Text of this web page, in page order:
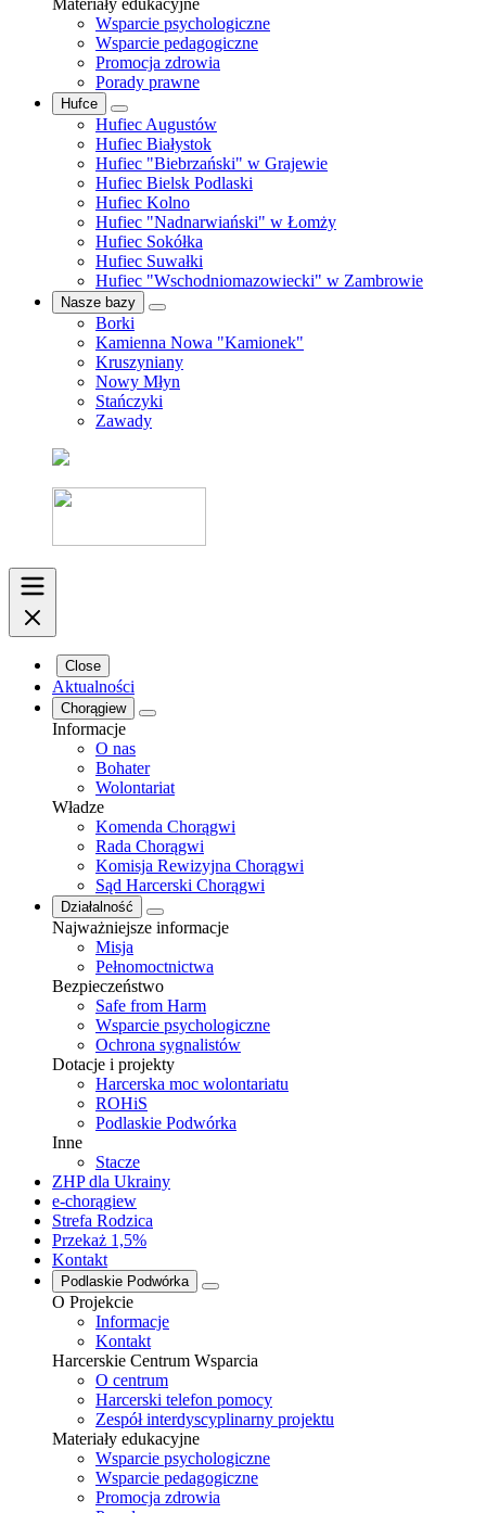
Materiały edukacyjne
Wsparcie psychologiczne
Wsparcie pedagogiczne
Promocja zdrowia
Porady prawne
Hufce
Hufiec Augustów
Hufiec Białystok
Hufiec "Biebrzański" w Grajewie
Hufiec Bielsk Podlaski
Hufiec Kolno
Hufiec "Nadnarwiański" w Łomży
Hufiec Sokółka
Hufiec Suwałki
Hufiec "Wschodniomazowiecki" w Zambrowie
Nasze bazy
Borki
Kamienna Nowa "Kamionek"
Kruszyniany
Nowy Młyn
Stańczyki
Zawady
Close
Aktualności
Chorągiew
Informacje
O nas
Bohater
Wolontariat
Władze
Komenda Chorągwi
Rada Chorągwi
Komisja Rewizyjna Chorągwi
Sąd Harcerski Chorągwi
Działalność
Najważniejsze informacje
Misja
Pełnomoctnictwa
Bezpieczeństwo
Safe from Harm
Wsparcie psychologiczne
Ochrona sygnalistów
Dotacje i projekty
Harcerska moc wolontariatu
ROHiS
Podlaskie Podwórka
Inne
Stacze
ZHP dla Ukrainy
e-chorągiew
Strefa Rodzica
Przekaż 1,5%
Kontakt
Podlaskie Podwórka
O Projekcie
Informacje
Kontakt
Harcerskie Centrum Wsparcia
O centrum
Harcerski telefon pomocy
Zespół interdyscyplinarny projektu
Materiały edukacyjne
Wsparcie psychologiczne
Wsparcie pedagogiczne
Promocja zdrowia